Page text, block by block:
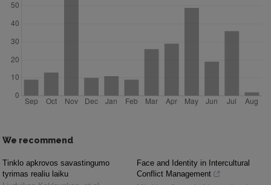
We recommend
Tinklo apkrovos savastingumo
tyrimas realiu laiku
Face and Identity in Intercultural
Conflict Management